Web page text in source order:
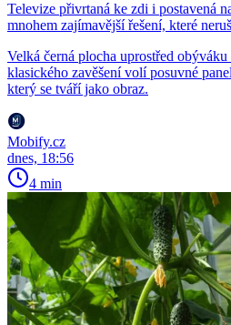
Televize přivrtaná ke zdi i postavená
mnohem zajímavější řešení, které
Velká černá plocha uprostřed
klasického zavěšení volí posuvné
který se tváří jako obraz.
Mobify.cz
dnes, 18:56
4 min